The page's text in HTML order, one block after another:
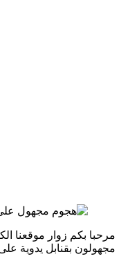
مرحبا بكم زوار موقعنا
مجهولون بقنابل يدوية